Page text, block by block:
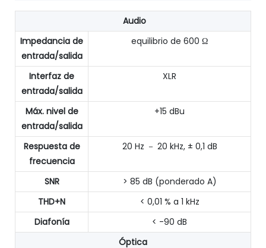
Audio
Impedancia de
entrada/salida
equilibrio de 600 Ω
Interfaz de
entrada/salida
XLR
Máx. nivel de
entrada/salida
+15 dBu
Respuesta de
frecuencia
20 Hz － 20 kHz, ± 0,1 dB
SNR
> 85 dB (ponderado A)
THD+N
< 0,01 % a 1 kHz
Diafonía
< -90 dB
Óptica